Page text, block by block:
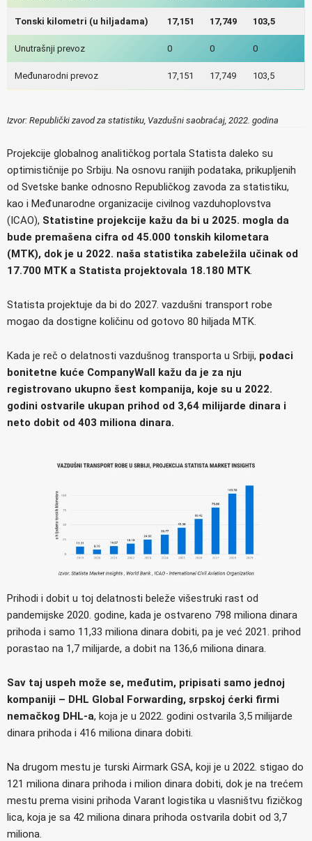
Tonski kilometri (u hiljadama) 17,151 17,749 103,5
Unutrašnji prevoz 0 0 0
Međunarodni prevoz 17,151 17,749 103,5
Izvor: Republički zavod za statistiku, Vazdušni saobraćaj, 2022. godina
Projekcije globalnog analitičkog portala Statista daleko su
optimističnije po Srbiju. Na osnovu ranijih podataka, prikupljenih
od Svetske banke odnosno Republičkog zavoda za statistiku,
kao i Međunarodne organizacije civilnog vazduhoplovstva
(ICAO), Statistine projekcije kažu da bi u 2025. mogla da
bude premašena cifra od 45.000 tonskih kilometara
(MTK), dok je u 2022. naša statistika zabeležila učinak od
17.700 MTK a Statista projektovala 18.180 MTK.
Statista projektuje da bi do 2027. vazdušni transport robe
mogao da dostigne količinu od gotovo 80 hiljada MTK.
Kada je reč o delatnosti vazdušnog transporta u Srbiji, podaci
bonitetne kuće CompanyWall kažu da je za nju
registrovano ukupno šest kompanija, koje su u 2022.
godini ostvarile ukupan prihod od 3,64 milijarde dinara i
neto dobit od 403 miliona dinara.
Prihodi i dobit u toj delatnosti beleže višestruki rast od
pandemijske 2020. godine, kada je ostvareno 798 miliona dinara
prihoda i samo 11,33 miliona dinara dobiti, pa je već 2021. prihod
porastao na 1,7 milijarde, a dobit na 136,6 miliona dinara.
Sav taj uspeh može se, međutim, pripisati samo jednoj
kompaniji – DHL Global Forwarding, srpskoj ćerki firmi
nemačkog DHL-a, koja je u 2022. godini ostvarila 3,5 milijarde
dinara prihoda i 416 miliona dinara dobiti.
Na drugom mestu je turski Airmark GSA, koji je u 2022. stigao do
121 miliona dinara prihoda i milion dinara dobiti, dok je na trećem
mestu prema visini prihoda Varant logistika u vlasništvu fizičkog
lica, koja je sa 42 miliona dinara prihoda ostvarila dobit od 3,7
miliona.